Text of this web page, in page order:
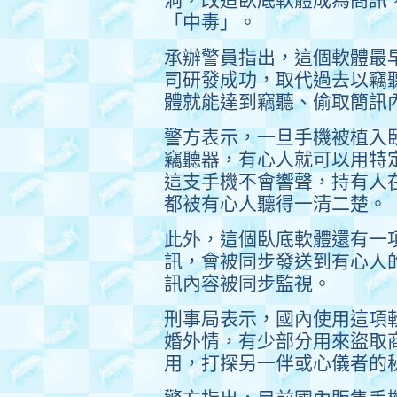
「中毒」。
承辦警員指出，這個軟體最
司研發成功，取代過去以竊
體就能達到竊聽、偷取簡訊
警方表示，一旦手機被植入
竊聽器，有心人就可以用特
這支手機不會響聲，持有人
都被有心人聽得一清二楚。
此外，這個臥底軟體還有一
訊，會被同步發送到有心人
訊內容被同步監視。
刑事局表示，國內使用這項
婚外情，有少部分用來盜取
用，打探另一伴或心儀者的